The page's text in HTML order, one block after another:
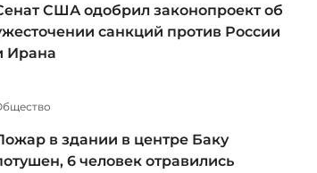
США одобрил законопроект об
санкций против России
Ирана
в здании в центре Баку
6 человек отравились